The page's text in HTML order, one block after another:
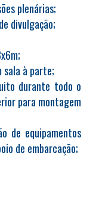
plenárias;
divulgação;
sala à parte;
durante todo o
para montagem
de equipamentos
de embarcação;